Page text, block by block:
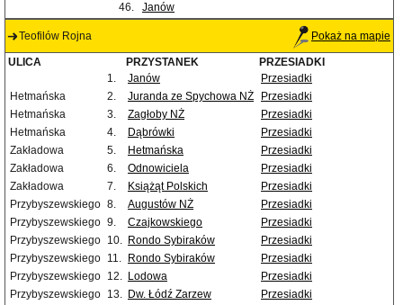
46.
Janów
Teofilów Rojna Pokaż na mapie
ULICA PRZYSTANEK
PRZESIADKI
1.
Janów
Przesiadki
Hetmańska
2. Juranda ze Spychowa NŻ
Przesiadki
Hetmańska
3. Zagłoby NŻ
Przesiadki
Hetmańska
4. Dąbrówki
Przesiadki
Zakładowa
5. Hetmańska
Przesiadki
Zakładowa
6. Odnowiciela
Przesiadki
Zakładowa
7. Książąt Polskich
Przesiadki
Przybyszewskiego 8. Augustów NŻ
Przesiadki
Przybyszewskiego 9. Czajkowskiego
Przesiadki
Przybyszewskiego 10. Rondo Sybiraków
Przesiadki
Przybyszewskiego 11. Rondo Sybiraków
Przesiadki
Przybyszewskiego 12. Lodowa
Przesiadki
Przybyszewskiego 13. Dw. Łódź Zarzew
Przesiadki